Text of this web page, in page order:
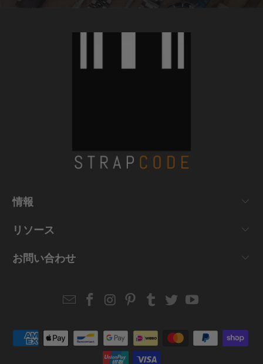
情報
リソース
お問い合わせ
EmailStrapcode
Facebook
Strapcode
Instagram
Strapcode
Pinterest
Strapcode
Tumblr
Strapcode
TwitterYouTube